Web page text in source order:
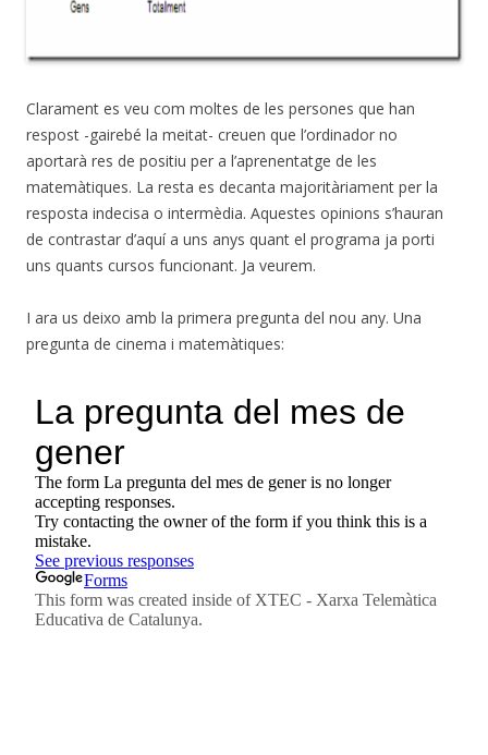
Clarament es veu com moltes de les persones que han
respost -gairebé la meitat- creuen que l’ordinador no
aportarà res de positiu per a l’aprenentatge de les
matemàtiques. La resta es decanta majoritàriament per la
resposta indecisa o intermèdia. Aquestes opinions s’hauran
de contrastar d’aquí a uns anys quant el programa ja porti
uns quants cursos funcionant. Ja veurem.
I ara us deixo amb la primera pregunta del nou any. Una
pregunta de cinema i matemàtiques: